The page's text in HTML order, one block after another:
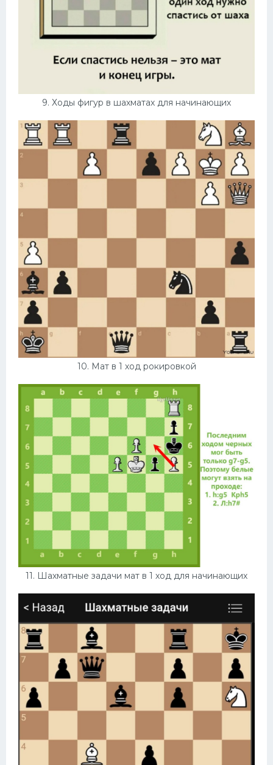
9. Ходы фигур в шахматах для начинающих
10. Мат в 1 ход рокировкой
11. Шахматные задачи мат в 1 ход для начинающих